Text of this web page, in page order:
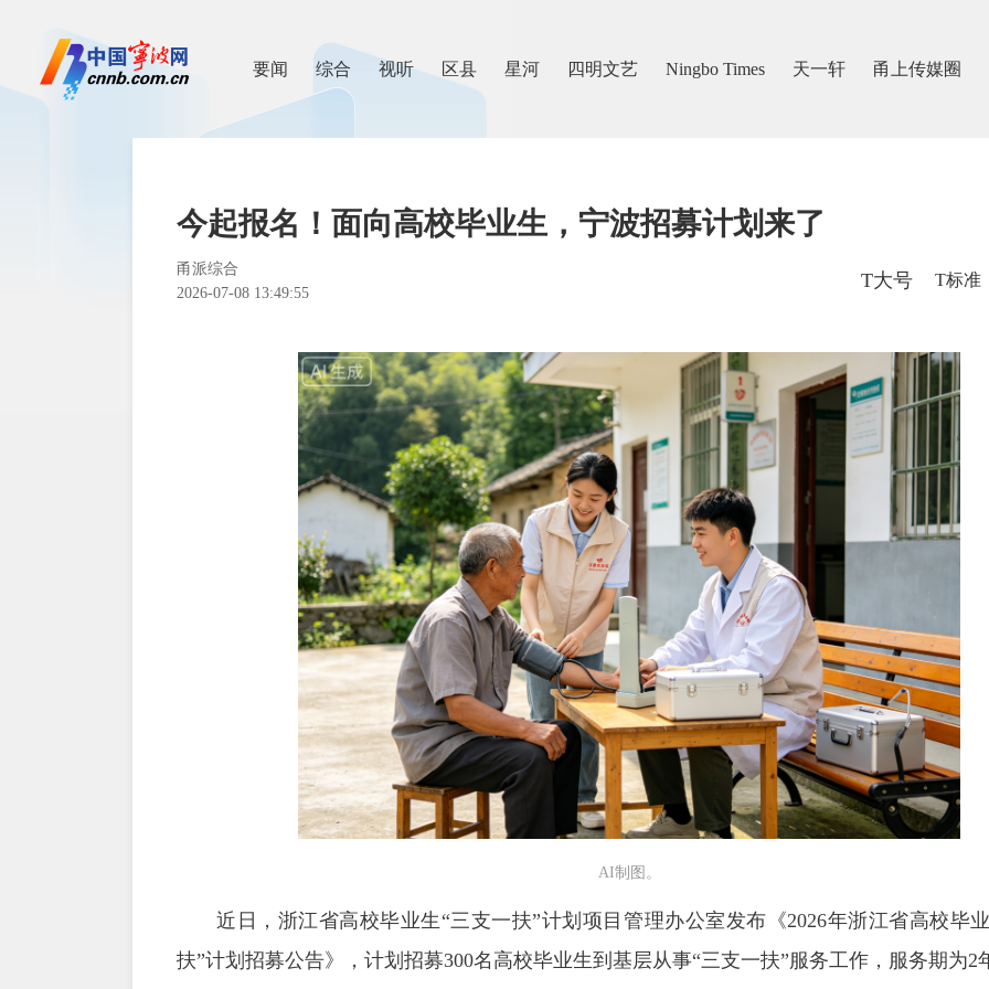
要闻 综合 视听 区县 星河 四明文艺 Ningbo Times 天一轩 甬上传媒圈
今起报名！面向高校毕业生，宁波招募计划来了
甬派综合
2026-07-08 13:49:55
T大号 T标准
AI制图。
近日，浙江省高校毕业生“三支一扶”计划项目管理办公室发布《2026年浙江省高校毕
扶”计划招募公告》，计划招募300名高校毕业生到基层从事“三支一扶”服务工作，服务期为2